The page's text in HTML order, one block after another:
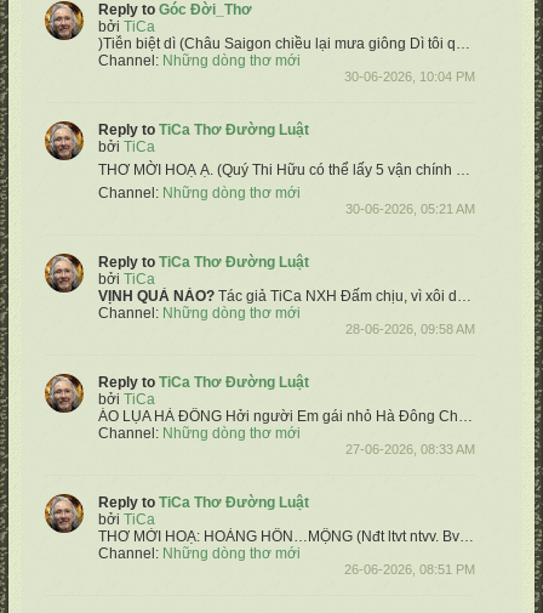
Reply to Góc Đời_Thơ
bởi TiCa
)​Tiễn biệt dì (Châu Saigon chiều lại mưa giông Dì tôi quẳng gánh xuôi dòng viễn Tây
Channel: Những dòng thơ mới
30-06-2026, 10:04 PM
Reply to TiCa Thơ Đường Luật
bởi TiCa
THƠ MỜI HOẠ Ạ. (Quý Thi Hữu có thể lấy 5 vận chính & hoạ tự do, không cần theo thể thơ bài xướng ạ) ❤️
Channel: Những dòng thơ mới
30-06-2026, 05:21 AM
Reply to TiCa Thơ Đường Luật
bởi TiCa
VỊNH QUẢ NÀO? Tác giả TiCa NXH Đấm chịu, vì xôi dẫu tử đòn
Channel: Những dòng thơ mới
28-06-2026, 09:58 AM
Reply to TiCa Thơ Đường Luật
bởi TiCa
ÁO LỤA HÀ ĐÔNG Hởi người Em gái nhỏ Hà Đông Chốn ấy mùa bay nắng có nồng
Channel: Những dòng thơ mới
27-06-2026, 08:33 AM
Reply to TiCa Thơ Đường Luật
bởi TiCa
THƠ MỜI HOẠ: HOÀNG HÔN…MỘNG (Nđt ltvt ntvv. Bvđâ)
Âu vờn...
Channel: Những dòng thơ mới
26-06-2026, 08:51 PM